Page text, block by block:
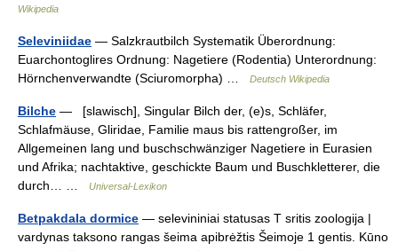
Wikipedia
Seleviniidae — Salzkrautbilch Systematik Überordnung:
Euarchontoglires Ordnung: Nagetiere (Rodentia) Unterordnung:
Hörnchenverwandte (Sciuromorpha) …
Deutsch Wikipedia
Bilche — [slawisch], Singular Bilch der, (e)s, Schläfer,
Schlafmäuse, Gliridae, Familie maus bis rattengroßer, im
Allgemeinen lang und buschschwänziger Nagetiere in Eurasien
und Afrika; nachtaktive, geschickte Baum und Buschkletterer, die
durch… …
Universal-Lexikon
Betpakdala dormice — selevininiai statusas T sritis zoologija |
vardynas taksono rangas šeima apibrėžtis Šeimoje 1 gentis. Kūno